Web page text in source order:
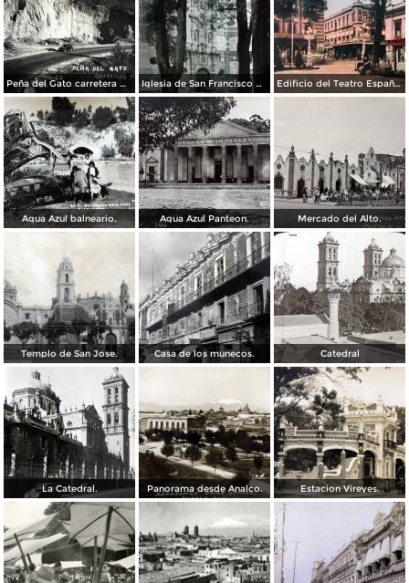
Peña del Gato carretera Mexico-Puebla Iglesia de San Francisco por el Fotógrafo Hugo Brehme. Edificio del Teatro Español.
Agua Azul balneario. Agua Azul Panteon. Mercado del Alto.
Templo de San Jose. Casa de los munecos. Catedral
La Catedral. Panorama desde Analco. Estacion Vireyes.